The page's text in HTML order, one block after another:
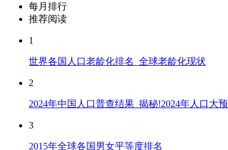
每月排行
推荐阅读
1
世界各国人口老龄化排名_全球老龄化现状
2
2024年中国人口普查结果_揭秘!2024年人口大预
3
2015年全球各国男女平等度排名